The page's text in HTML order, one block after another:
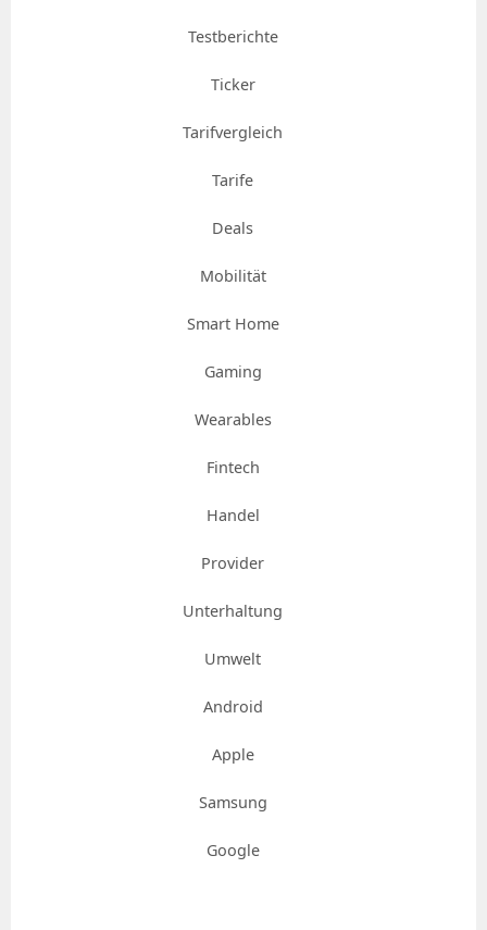
Testberichte
Ticker
Tarifvergleich
Tarife
Deals
Mobilität
Smart Home
Gaming
Wearables
Fintech
Handel
Provider
Unterhaltung
Umwelt
Android
Apple
Samsung
Google